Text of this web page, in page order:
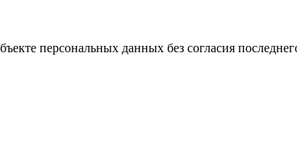
персональных данных без согласия